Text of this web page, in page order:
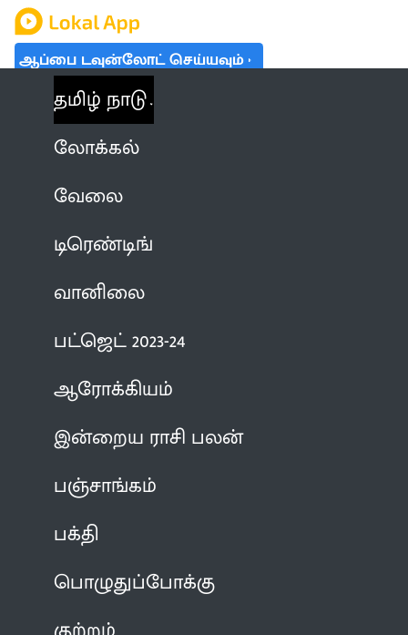
ஆப்பை டவுன்லோட் செய்யவும்
தமிழ் நாடு
லோக்கல்
வேலை
டிரெண்டிங்
வானிலை
பட்ஜெட் 2023-24
ஆரோக்கியம்
இன்றைய ராசி பலன்
பஞ்சாங்கம்
பக்தி
பொழுதுப்போக்கு